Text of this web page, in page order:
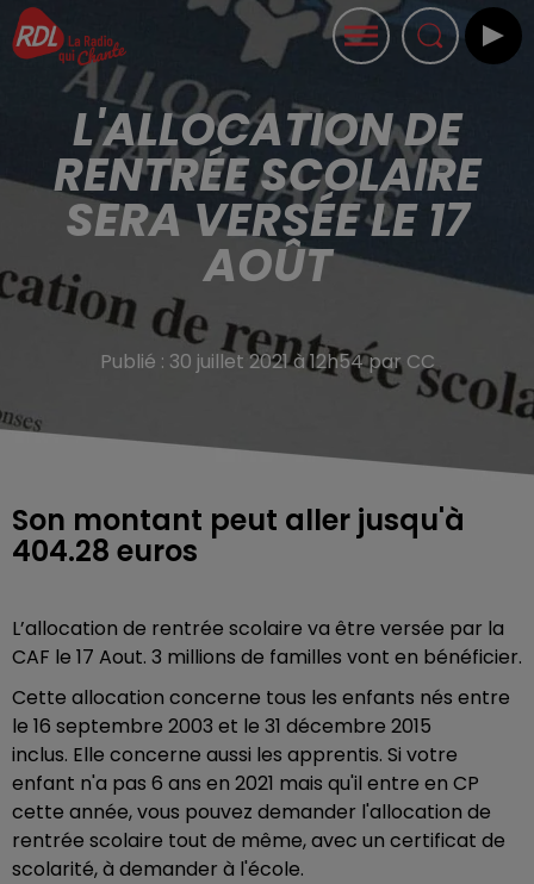
L'ALLOCATION DE
RENTRÉE SCOLAIRE
SERA VERSÉE LE 17
AOÛT
Publié : 30 juillet 2021 à 12h54 par CC
Son montant peut aller jusqu'à
404.28 euros
L’allocation de rentrée scolaire va être versée par la
CAF le 17 Aout. 3 millions de familles vont en bénéficier.
Cette allocation concerne tous les enfants nés entre
le 16 septembre 2003 et le 31 décembre 2015
inclus. Elle concerne aussi les apprentis. Si votre
enfant n'a pas 6 ans en 2021 mais qu'il entre en CP
cette année, vous pouvez demander l'allocation de
rentrée scolaire tout de même, avec un certificat de
scolarité, à demander à l'école.